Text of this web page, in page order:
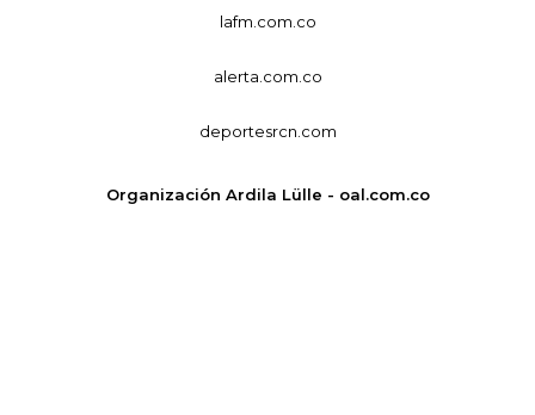
lafm.com.co
alerta.com.co
deportesrcn.com
Organización Ardila Lülle - oal.com.co